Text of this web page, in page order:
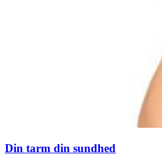
Din tarm din sundhed